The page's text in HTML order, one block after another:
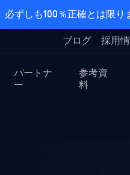
ずしも100％正確とは限り
ブログ 採用
パートナ
ー
参考資
料